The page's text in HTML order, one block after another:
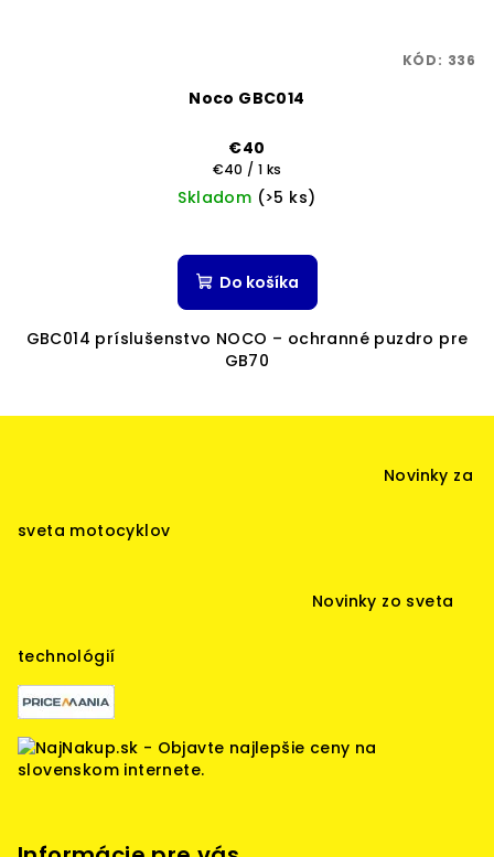
Noco GBC014
€40
Jednotková
cena:
€40 / 1 ks
Skladom (>5 ks)
Do košíka
GBC014 príslušenstvo NOCO – ochranné puzdro pre
GB70
KÓD: 336
Novinky za
sveta motocyklov
Novinky zo sveta
technológií